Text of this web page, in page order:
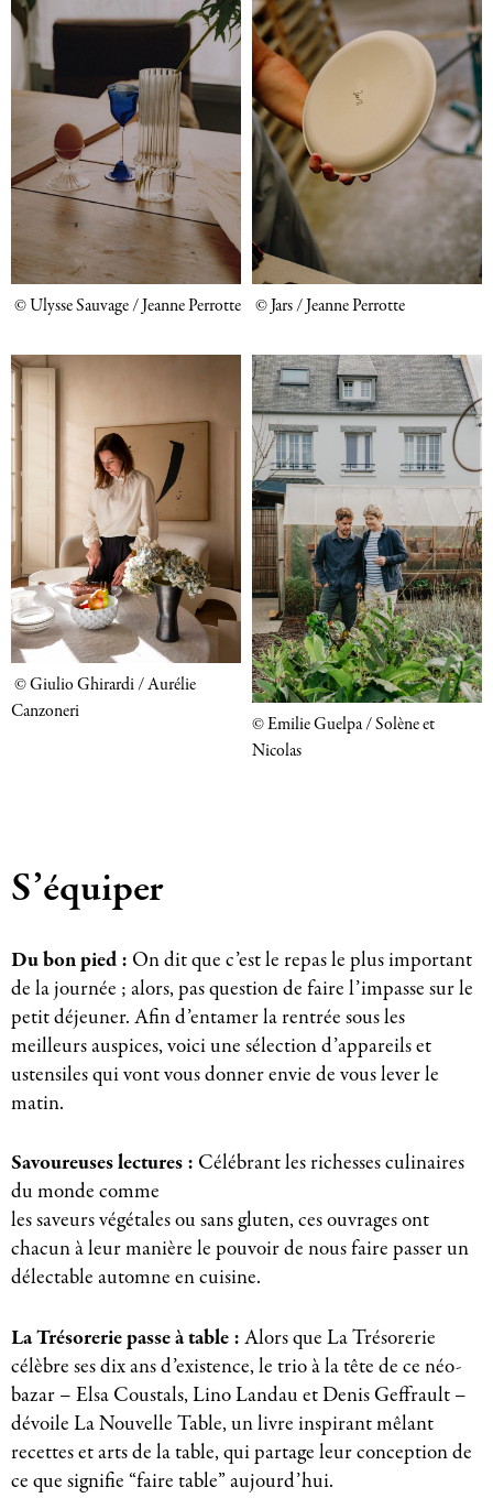
© Ulysse Sauvage / Jeanne Perrotte © Jars / Jeanne Perrotte
© Giulio Ghirardi / Aurélie
Canzoneri
© Emilie Guelpa / Solène et
Nicolas
S’équiper
Du bon pied : On dit que c’est le repas le plus important
de la journée ; alors, pas question de faire l’impasse sur le
petit déjeuner. Afin d’entamer la rentrée sous les
meilleurs auspices, voici une sélection d’appareils et
ustensiles qui vont vous donner envie de vous lever le
matin.
Savoureuses lectures : Célébrant les richesses culinaires
du monde comme
les saveurs végétales ou sans gluten, ces ouvrages ont
chacun à leur manière le pouvoir de nous faire passer un
délectable automne en cuisine.
La Trésorerie passe à table :Alors que La Trésorerie
célèbre ses dix ans d’existence, le trio à la tête de ce néo-
bazar – Elsa Coustals, Lino Landau et Denis Geffrault –
dévoile La Nouvelle Table, un livre inspirant mêlant
recettes et arts de la table, qui partage leur conception de
ce que signifie “faire table” aujourd’hui.